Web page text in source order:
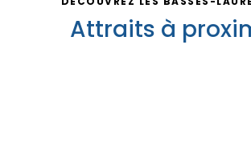
Attraits à